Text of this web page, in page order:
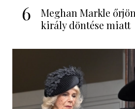
6
Meghan Markle
király döntése miatt